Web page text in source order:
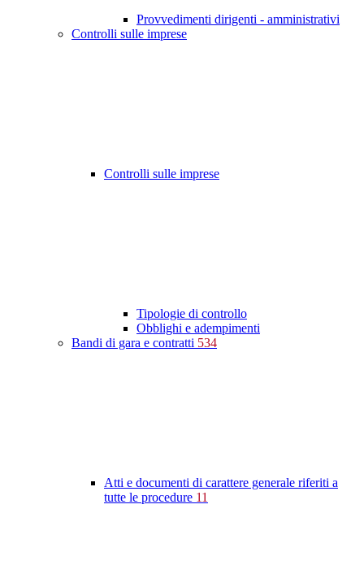
Provvedimenti dirigenti - amministrativi
Controlli sulle imprese
Controlli sulle imprese
Tipologie di controllo
Obblighi e adempimenti
Bandi di gara e contratti 534
Atti e documenti di carattere generale riferiti a
tutte le procedure 11